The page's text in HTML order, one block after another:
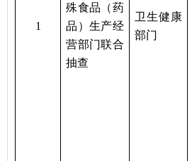
1
殊食品（药
品）生产经
营部门联合
抽查
卫生健康
部门